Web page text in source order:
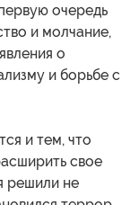
очередь
и молчание,
о
и борьбе с
и тем, что
свое
решили не